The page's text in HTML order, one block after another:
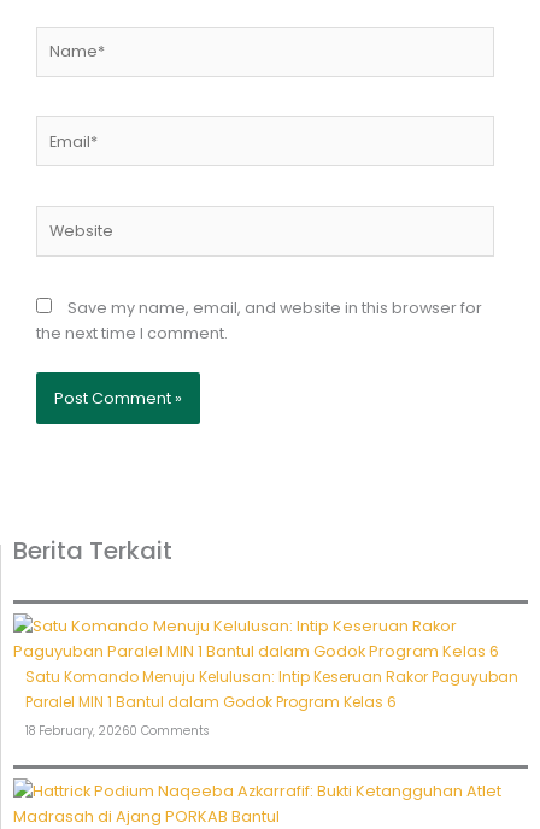
Save my name, email, and website in this browser for
the next time I comment.
Berita Terkait
Satu Komando Menuju Kelulusan: Intip Keseruan Rakor Paguyuban
Paralel MIN 1 Bantul dalam Godok Program Kelas 6
18 February, 20260 Comments